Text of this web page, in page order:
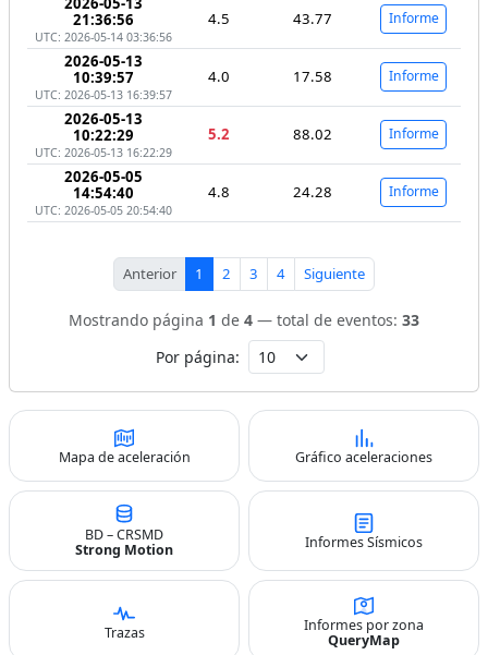
21:36:56
UTC: 2026-05-14 03:36:56
4.5 43.77 Informe
2026-05-13
10:39:57
UTC: 2026-05-13 16:39:57
4.0 17.58 Informe
2026-05-13
10:22:29
UTC: 2026-05-13 16:22:29
5.2 88.02 Informe
2026-05-05
14:54:40
UTC: 2026-05-05 20:54:40
4.8 24.28 Informe
Anterior 1 2 3 4 Siguiente
Mostrando página 1 de 4 — total de eventos: 33
Por página:
Mapa de aceleración Gráfico aceleraciones
BD – CRSMD
Strong Motion
Informes Sísmicos
Trazas
Informes por zona
QueryMap